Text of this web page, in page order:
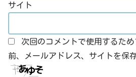
サイト
次回のコメントで使用するた
前、メールアドレス、サイトを保存